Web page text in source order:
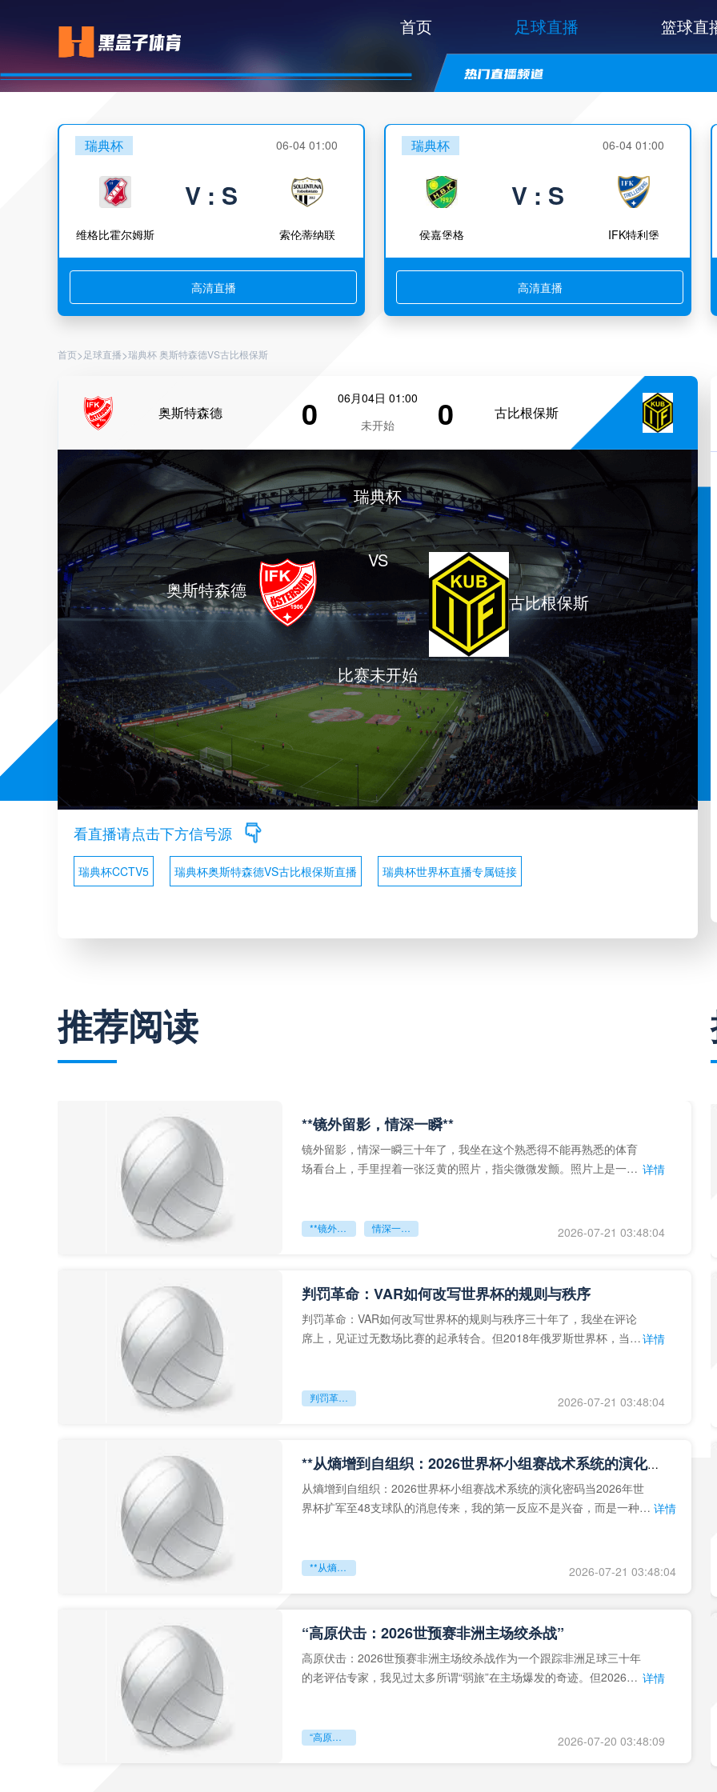
首页 足球直播 篮球直
瑞典杯 06-04 01:00
维格比霍尔姆斯
V : S
索伦蒂纳联
高清直播
瑞典杯 06-04 01:00
侯嘉堡格
V : S
IFK特利堡
高清直播
首页> 足球直播>瑞典杯 奥斯特森德VS古比根保斯
奥斯特森德 0
06月04日 01:00
未开始
0 古比根保斯
奥斯特森德
瑞典杯
VS
比赛未开始
古比根保斯
看直播请点击下方信号源
瑞典杯CCTV5 瑞典杯奥斯特森德VS古比根保斯直播 瑞典杯世界杯直播专属链接
推荐阅读
**镜外留影，情深一瞬**
镜外留影，情深一瞬三十年了，我坐在这个熟悉得不能再熟悉的体育
场看台上，手里捏着一张泛黄的照片，指尖微微发颤。照片上是一个 详情
**镜外留影 情深一瞬** 2026-07-21 03:48:04
判罚革命：VAR如何改写世界杯的规则与秩序
判罚革命：VAR如何改写世界杯的规则与秩序三十年了，我坐在评论
席上，见证过无数场比赛的起承转合。但2018年俄罗斯世界杯，当
详情
判罚革命：VAR如何改写世界杯的规则与秩序 2026-07-21 03:48:04
**从熵增到自组织：2026世界杯小组赛战术系统的演化密码**
从熵增到自组织：2026世界杯小组赛战术系统的演化密码当2026年世
界杯扩军至48支球队的消息传来，我的第一反应不是兴奋，而是一种深 详情
**从熵增到自组织：2026世界杯小组赛战术系统的演化密码** 2026-07-21 03:48:04
“高原伏击：2026世预赛非洲主场绞杀战”
高原伏击：2026世预赛非洲主场绞杀战作为一个跟踪非洲足球三十年
的老评估专家，我见过太多所谓“弱旅”在主场爆发的奇迹。但2026年 详情
“高原伏击：2026世预赛非洲主场绞杀战” 2026-07-20 03:48:09